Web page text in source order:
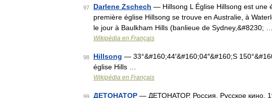
97 Darlene Zschech — Hillsong L Église Hillsong est une
première église Hillsong se trouve en Australie, à
le jour à Baulkham Hills (banlieue de Sydney,&#8230; …
Wikipédia en Français
98 Hillsong — 33°&#160;44′&#160;04″&#160;S
église Hills …
Wikipédia en Français
99 ДЕТОНАТОР — ДЕТОНАТОР, Россия, Русское кино,